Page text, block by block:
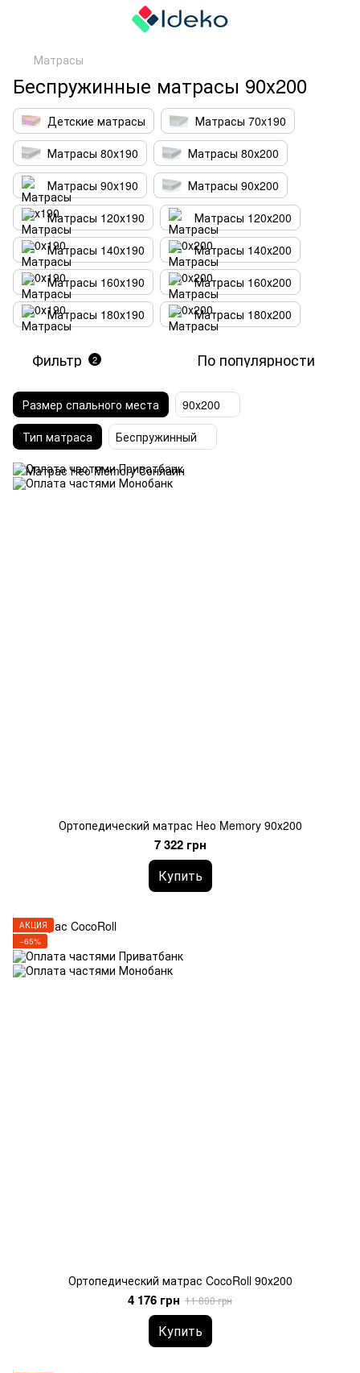
Матрасы
Беспружинные матрасы 90х200
Детские матрасы
Матрасы 70x190
Матрасы 80х190
Матрасы 80х200
Матрасы 90х190
Матрасы 90х200
Матрасы 120х190
Матрасы 120х200
Матрасы 140х190
Матрасы 140х200
Матрасы 160х190
Матрасы 160х200
Матрасы 180х190
Матрасы 180х200
Фильтр 2 По популярности
Размер спального места
90х200
Тип матраса
Беспружинный
Ортопедический матрас Нео Memory 90х200
7 322 грн
Купить
АКЦИЯ
−65%
Ортопедический матрас CocoRoll 90х200
4 176 грн 11 800 грн
Купить